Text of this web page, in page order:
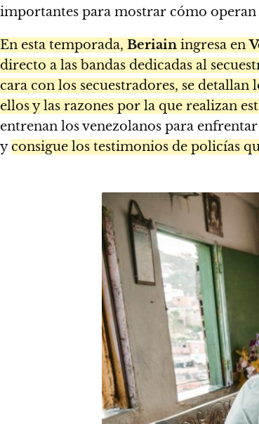
importantes para mostrar cómo operan
En esta temporada, Beriain ingresa en
directo a las bandas dedicadas al
cara con los secuestradores, se
ellos y las razones por la que realizan
entrenan los venezolanos para
y consigue los testimonios de policías